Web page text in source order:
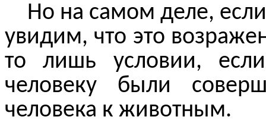
Но на самом деле,
увидим, что это
то лишь условии,
человеку были
человека к животным.